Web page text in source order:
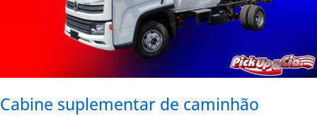
Cabine suplementar de caminhão